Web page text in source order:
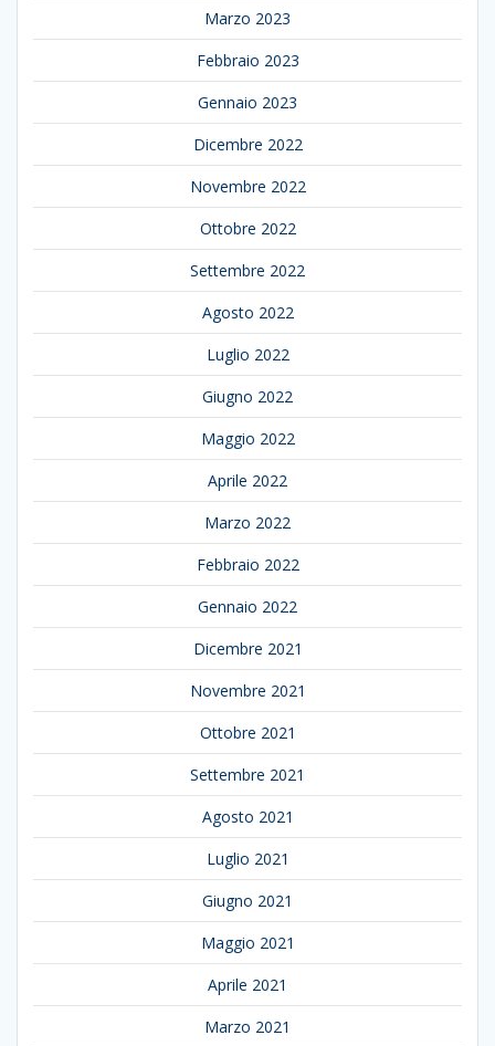
Marzo 2023
Febbraio 2023
Gennaio 2023
Dicembre 2022
Novembre 2022
Ottobre 2022
Settembre 2022
Agosto 2022
Luglio 2022
Giugno 2022
Maggio 2022
Aprile 2022
Marzo 2022
Febbraio 2022
Gennaio 2022
Dicembre 2021
Novembre 2021
Ottobre 2021
Settembre 2021
Agosto 2021
Luglio 2021
Giugno 2021
Maggio 2021
Aprile 2021
Marzo 2021